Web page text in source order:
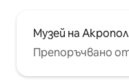
Музей на
Препоръчвано